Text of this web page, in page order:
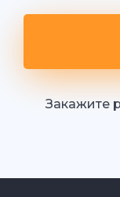
Закажите